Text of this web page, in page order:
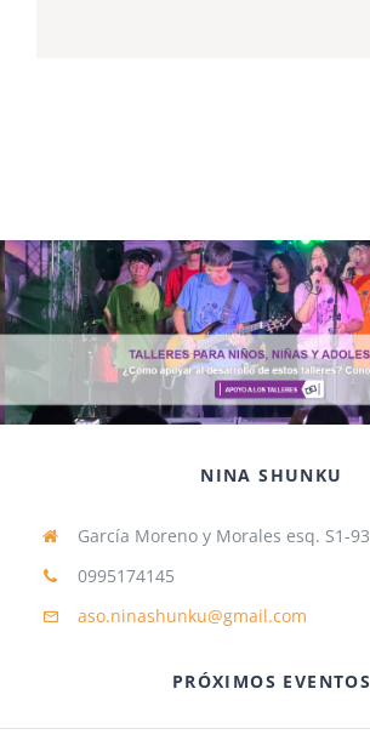
NINA SHUNKU
García Moreno y Morales esq. S1-93
0995174145
aso.ninashunku@gmail.com
PRÓXIMOS EVENTOS